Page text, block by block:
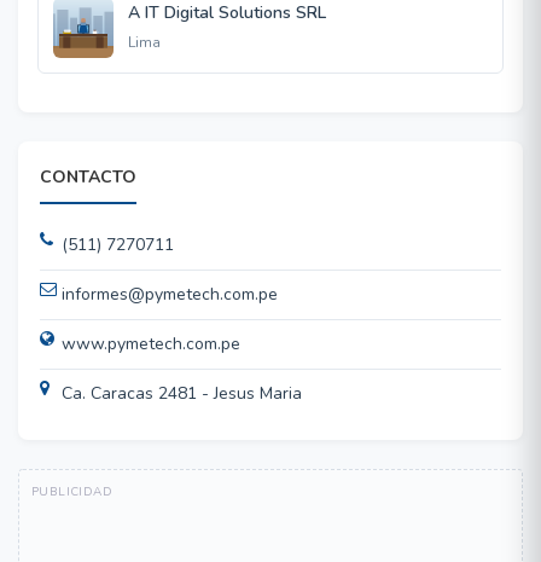
A IT Digital Solutions SRL
Lima
CONTACTO
(511) 7270711
informes@pymetech.com.pe
www.pymetech.com.pe
Ca. Caracas 2481 - Jesus Maria